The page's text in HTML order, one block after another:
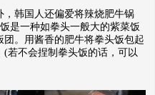
，韩国人还偏爱将辣烧肥牛锅
是一种如拳头一般大的紫菜饭
。用酱香的肥牛将拳头饭包起
若不会捏制拳头饭的话，可以